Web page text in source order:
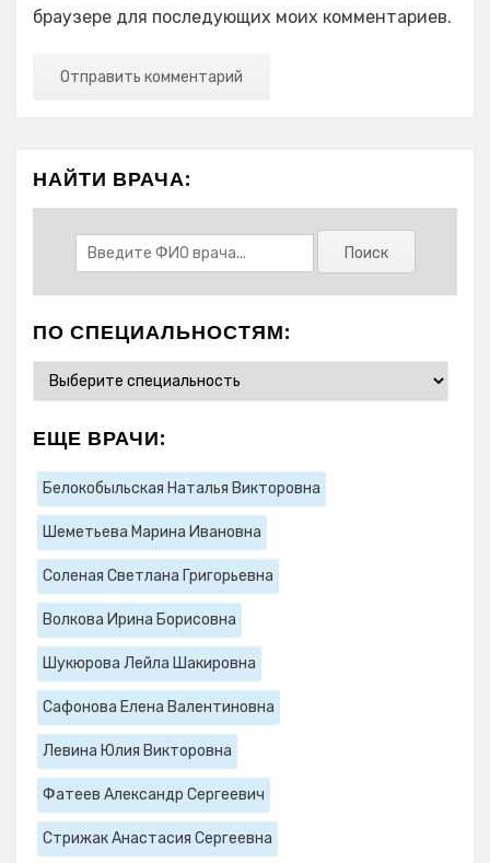
браузере для последующих моих комментариев.
НАЙТИ ВРАЧА:
ПО СПЕЦИАЛЬНОСТЯМ:
ЕЩЕ ВРАЧИ:
Белокобыльская Наталья Викторовна
Шеметьева Марина Ивановна
Соленая Светлана Григорьевна
Волкова Ирина Борисовна
Шукюрова Лейла Шакировна
Сафонова Елена Валентиновна
Левина Юлия Викторовна
Фатеев Александр Сергеевич
Стрижак Анастасия Сергеевна